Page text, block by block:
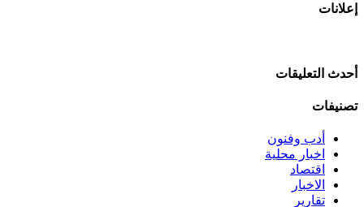
إعلانات
أحدث التعليقات
تصنيفات
أدب وفنون
اخبار محلية
اقتصاد
الاخبار
تقارير